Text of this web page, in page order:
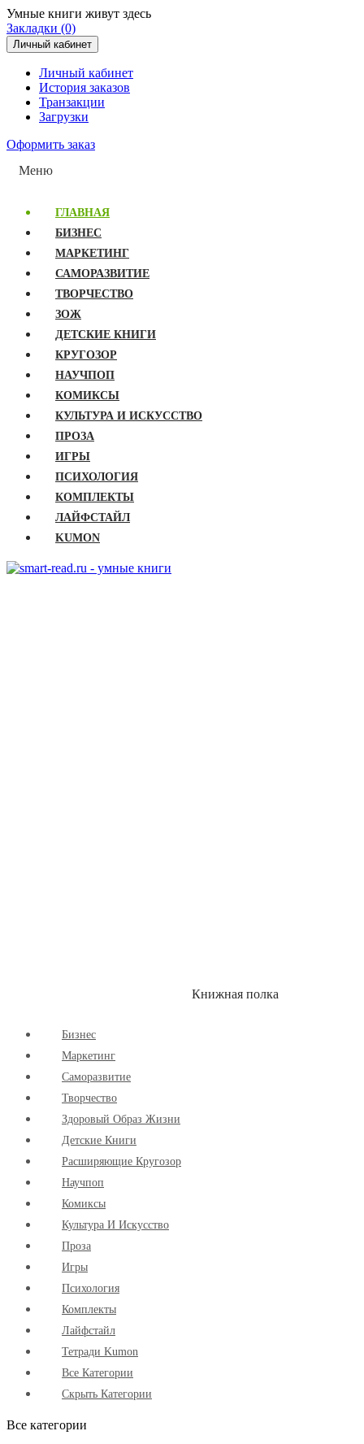
Умные книги живут здесь
Закладки (0)
Личный кабинет
Личный кабинет
История заказов
Транзакции
Загрузки
Оформить заказ
Меню
ГЛАВНАЯ
БИЗНЕС
МАРКЕТИНГ
САМОРАЗВИТИЕ
ТВОРЧЕСТВО
ЗОЖ
ДЕТСКИЕ КНИГИ
КРУГОЗОР
НАУЧПОП
КОМИКСЫ
КУЛЬТУРА И ИСКУССТВО
ПРОЗА
ИГРЫ
ПСИХОЛОГИЯ
КОМПЛЕКТЫ
ЛАЙФСТАЙЛ
KUMON
Книжная полка
Бизнес
Маркетинг
Cаморазвитие
Творчество
Здоровый Образ Жизни
Детские Книги
Расширяющие Кругозор
Научпоп
Комиксы
Культура И Искусство
Проза
Игры
Психология
Комплекты
Лайфстайл
Тетради Kumon
Все Категории
Скрыть Категории
Все категории